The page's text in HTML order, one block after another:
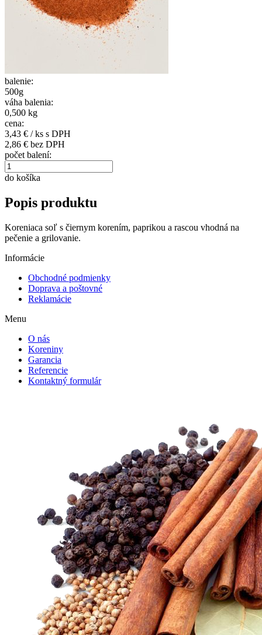
balenie:
500g
váha balenia:
0,500 kg
cena:
3,43 € / ks s DPH
2,86 € bez DPH
počet balení:
do košíka
Popis produktu
Koreniaca soľ s čiernym korením, paprikou a rascou vhodná na
pečenie a grilovanie.
Informácie
Obchodné podmienky
Doprava a poštovné
Reklamácie
Menu
O nás
Koreniny
Garancia
Referencie
Kontaktný formulár